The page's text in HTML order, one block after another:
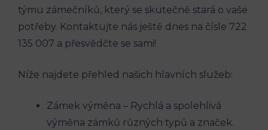
týmu zámečníků, který se skutečně stará o vaše
potřeby. Kontaktujte nás ještě dnes na čísle 722
135 007 a přesvědčte se sami!
Níže najdete přehled našich hlavních služeb:
Zámek výměna – Rychlá a spolehlivá
výměna zámků různých typů a značek.